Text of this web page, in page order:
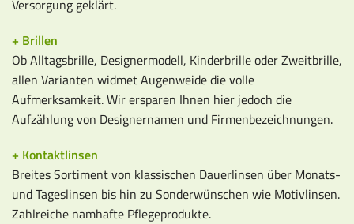
Versorgung geklärt.
+ Brillen
Ob Alltagsbrille, Designermodell, Kinderbrille oder Zweitbrille,
allen Varianten widmet Augenweide die volle
Aufmerksamkeit. Wir ersparen Ihnen hier jedoch die
Aufzählung von Designernamen und Firmenbezeichnungen.
+ Kontaktlinsen
Breites Sortiment von klassischen Dauerlinsen über Monats-
und Tageslinsen bis hin zu Sonderwünschen wie Motivlinsen.
Zahlreiche namhafte Pflegeprodukte.